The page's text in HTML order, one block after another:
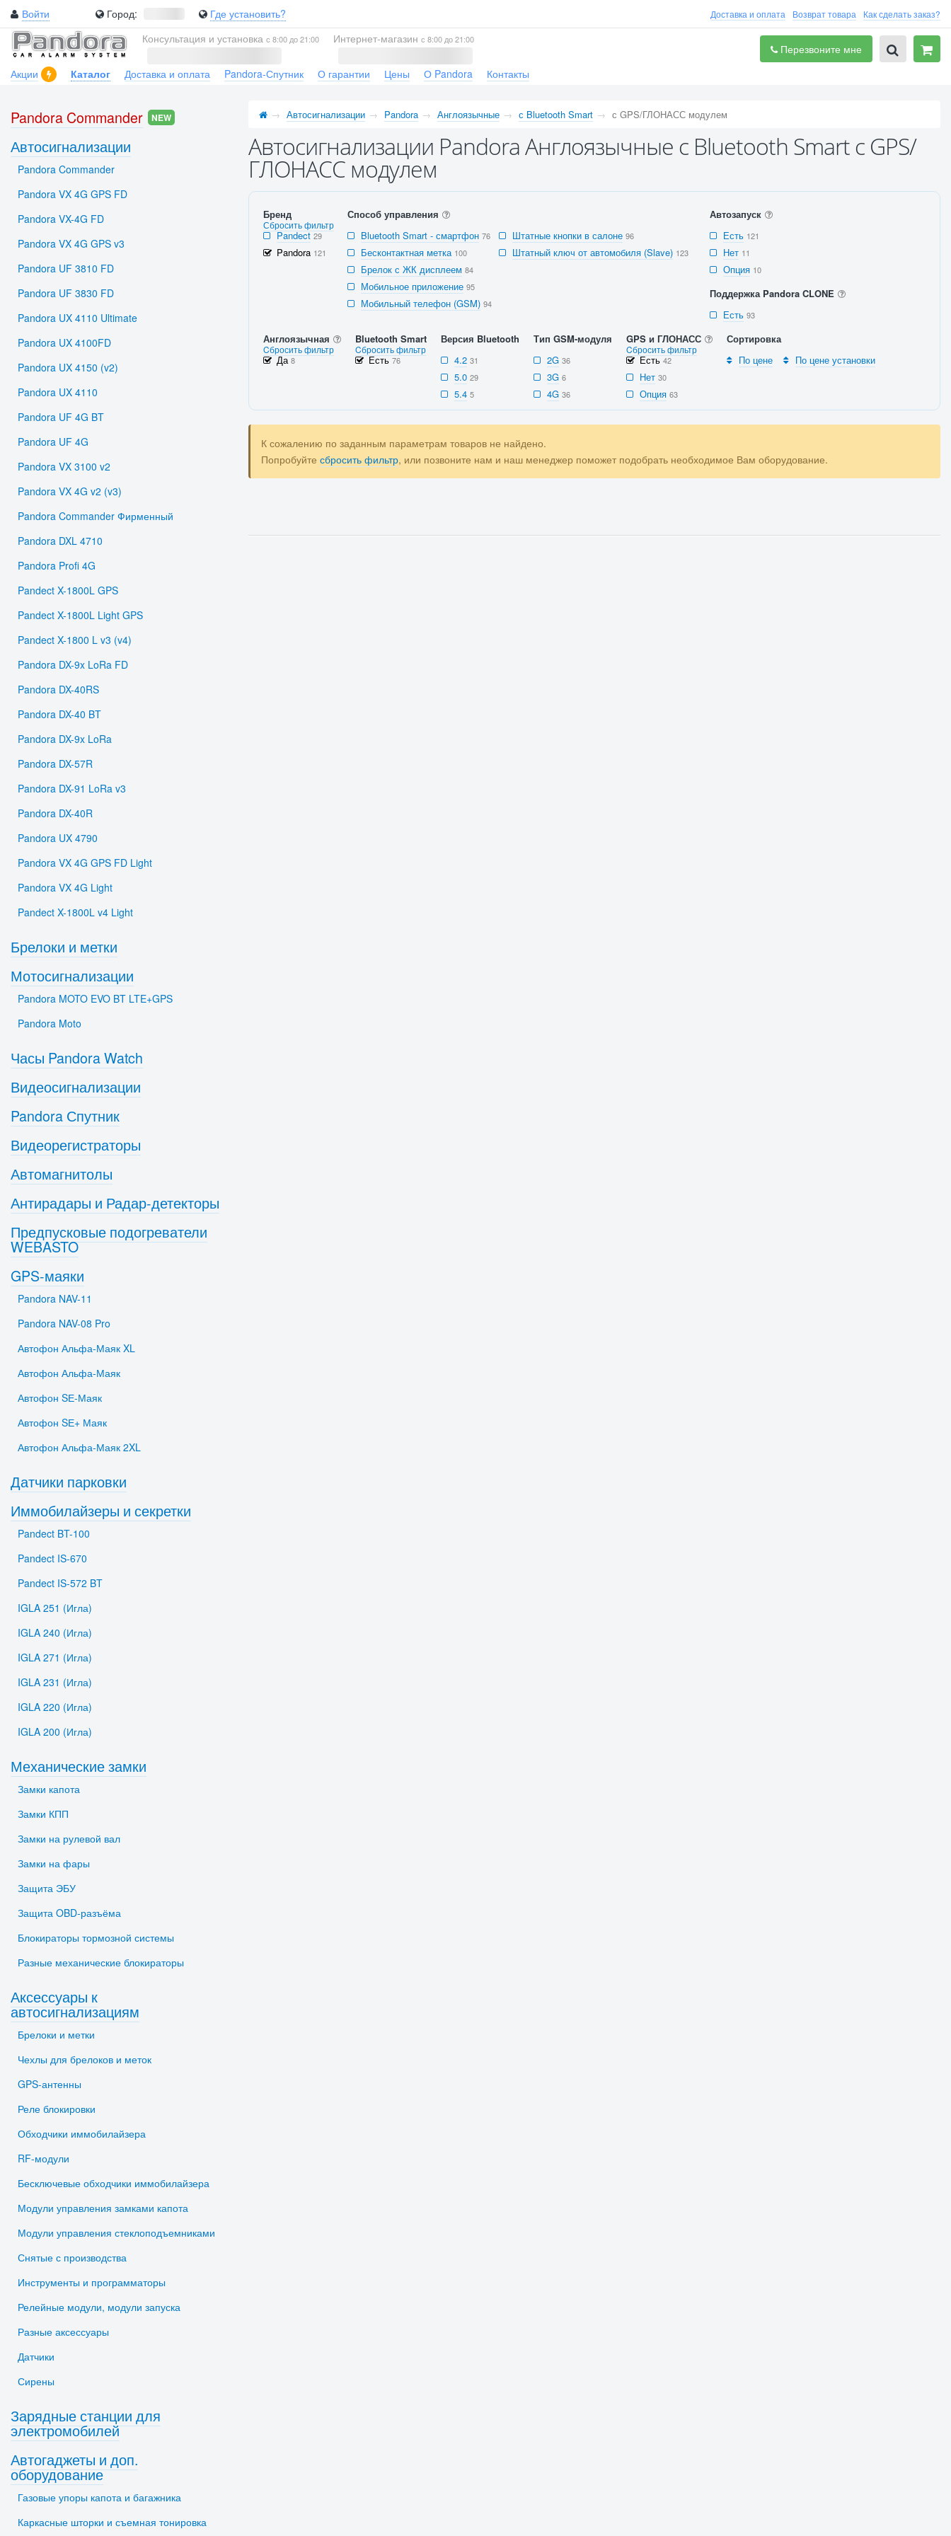
Войти Город: Где установить? Доставка и оплата Возврат товара Как сделать заказ?
Консультация и установка с 8:00 до 21:00 Интернет-магазин с 8:00 до 21:00
Перезвоните мне
Акции
Каталог Доставка и оплата Pandora-Спутник О гарантии Цены О Pandora Контакты
Автосигнализации Pandora Англоязычные с Bluetooth Smart с GPS/ГЛОНАСС модулем
Автосигнализации Pandora Англоязычные с Bluetooth Smart с GPS/
ГЛОНАСС модулем
Бренд
Сбросить фильтр
Pandect 29
Pandora 121
Способ управления
Bluetooth Smart - смартфон 76
Бесконтактная метка 100
Брелок с ЖК дисплеем 84
Мобильное приложение 95
Мобильный телефон (GSM) 94
Штатные кнопки в салоне 96
Штатный ключ от автомобиля (Slave) 123
Автозапуск
Есть 121
Нет 11
Опция 10
Поддержка Pandora CLONE
Есть 93
Англоязычная
Cбросить фильтр
Да8
Bluetooth Smart
Cбросить фильтр
Есть76
Версия Bluetooth
4.2 31
5.0 29
5.4 5
Тип GSM-модуля
2G 36
3G 6
4G 36
GPS и ГЛОНАСС
Cбросить фильтр
Есть42
Нет 30
Опция 63
Сортировка
По цене
По цене установки
К сожалению по заданным параметрам товаров не найдено.
Попробуйте сбросить фильтр, или позвоните нам и наш менеджер поможет подобрать необходимое Вам оборудование.
Pandora Commander NEW
Автосигнализации
Pandora Commander
Pandora VX 4G GPS FD
Pandora VX-4G FD
Pandora VX 4G GPS v3
Pandora UF 3810 FD
Pandora UF 3830 FD
Pandora UX 4110 Ultimate
Pandora UX 4100FD
Pandora UX 4150 (v2)
Pandora UX 4110
Pandora UF 4G BT
Pandora UF 4G
Pandora VX 3100 v2
Pandora VX 4G v2 (v3)
Pandora Commander Фирменный
Pandora DXL 4710
Pandora Profi 4G
Pandect X-1800L GPS
Pandect X-1800L Light GPS
Pandect X-1800 L v3 (v4)
Pandora DX-9x LoRa FD
Pandora DX-40RS
Pandora DX-40 BT
Pandora DX-9x LoRa
Pandora DX-57R
Pandora DX-91 LoRa v3
Pandora DX-40R
Pandora UX 4790
Pandora VX 4G GPS FD Light
Pandora VX 4G Light
Pandect X-1800L v4 Light
Брелоки и метки
Мотосигнализации
Pandora MOTO EVO BT LTE+GPS
Pandora Moto
Часы Pandora Watch
Видеосигнализации
Pandora Спутник
Видеорегистраторы
Автомагнитолы
Антирадары и Радар-детекторы
Предпусковые подогреватели
WEBASTO
GPS-маяки
Pandora NAV-11
Pandora NAV-08 Pro
Автофон Альфа-Маяк XL
Автофон Альфа-Маяк
Автофон SЕ-Маяк
Автофон SЕ+ Маяк
Автофон Альфа-Маяк 2XL
Датчики парковки
Иммобилайзеры и секретки
Pandect BT-100
Pandect IS-670
Pandect IS-572 BT
IGLA 251 (Игла)
IGLA 240 (Игла)
IGLA 271 (Игла)
IGLA 231 (Игла)
IGLA 220 (Игла)
IGLA 200 (Игла)
Механические замки
Замки капота
Замки КПП
Замки на рулевой вал
Замки на фары
Защита ЭБУ
Защита OBD-разъёма
Блокираторы тормозной системы
Разные механические блокираторы
Аксессуары к
автосигнализациям
Брелоки и метки
Чехлы для брелоков и меток
GPS-антенны
Реле блокировки
Обходчики иммобилайзера
RF-модули
Бесключевые обходчики иммобилайзера
Модули управления замками капота
Модули управления стеклоподъемниками
Снятые с производства
Инструменты и программаторы
Релейные модули, модули запуска
Разные аксессуары
Датчики
Сирены
Зарядные станции для
электромобилей
Автогаджеты и доп.
оборудование
Газовые упоры капота и багажника
Каркасные шторки и съемная тонировка